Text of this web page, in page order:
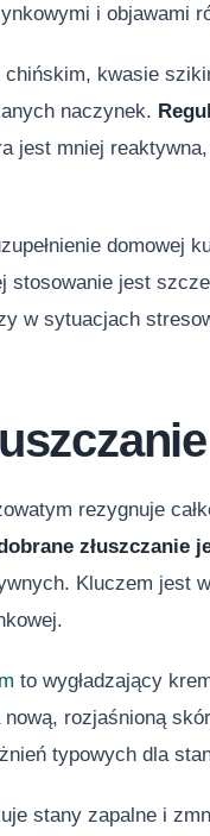
i objawami
chińskim, kwasie
naczynek.
jest mniej
stosowanie jest
w sytuacjach
rezygnuje
złuszczanie
Kluczem jest
to wygładzający
nową, rozjaśnioną
typowych dla
stany zapalne i